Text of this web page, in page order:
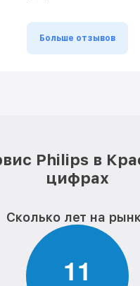
Больше отзывов
Philips в
цифрах
Сколько лет на
11